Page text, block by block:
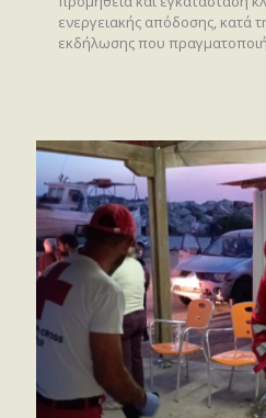
ενεργειακής απόδοσης, κατά
εκδήλωσης που